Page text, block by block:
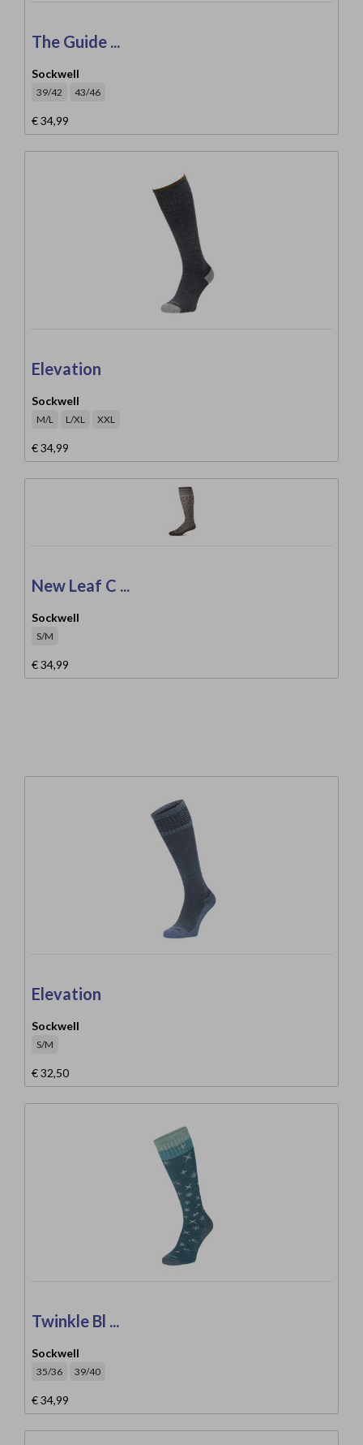
The Guide ...
Sockwell
39/42 43/46
€ 34,99
Elevation
Sockwell
M/L L/XL XXL
€ 34,99
New Leaf C ...
Sockwell
S/M
€ 34,99
Elevation
Sockwell
S/M
€ 32,50
Twinkle Bl ...
Sockwell
35/36 39/40
€ 34,99